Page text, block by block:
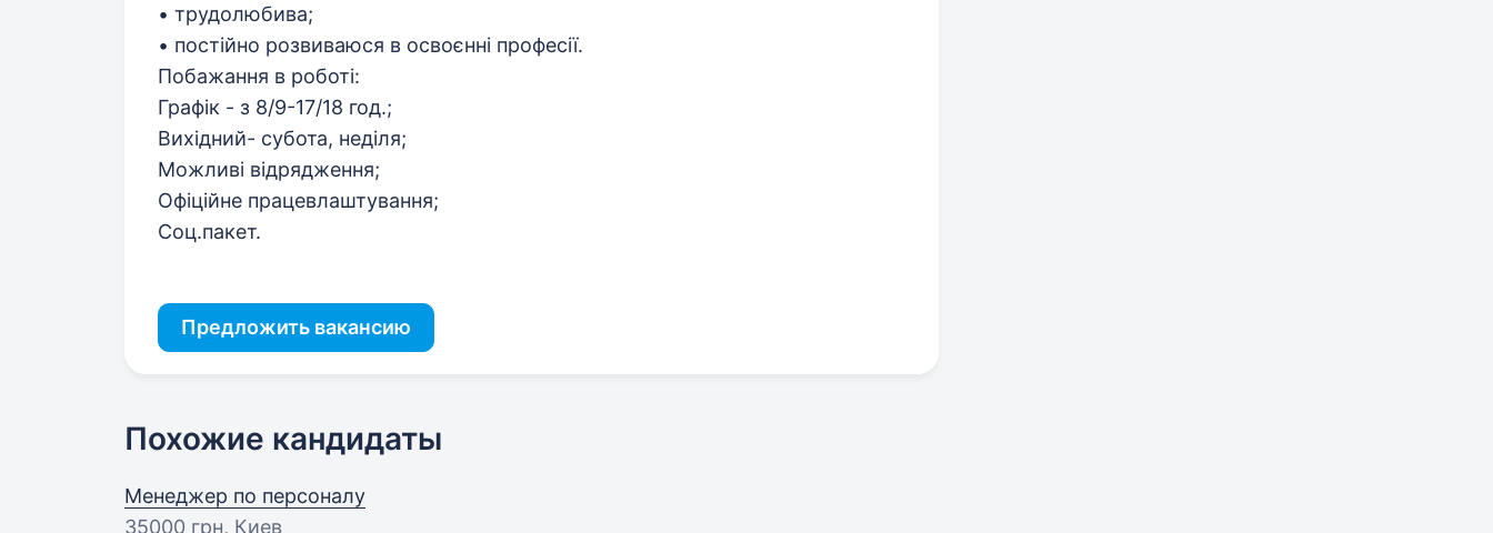
• трудолюбива;
• постійно розвиваюся в освоєнні професії.
Побажання в роботі:
Графік - з 8/9-17/18 год.;
Вихідний- субота, неділя;
Можливі відрядження;
Офіційне працевлаштування;
Соц.пакет.
Предложить вакансию
Похожие кандидаты
Менеджер по персоналу
35000 грн, Киев